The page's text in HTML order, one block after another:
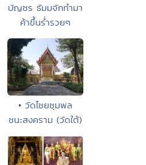
บัญชร ธัมมจักทำมา
ค้าขึ้นร่ำรวยๆ
• วัดไชยชุมพล
ชนะสงคราม (วัดใต้)